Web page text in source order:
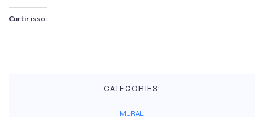
Curtir isso:
CATEGORIES:
MURAL